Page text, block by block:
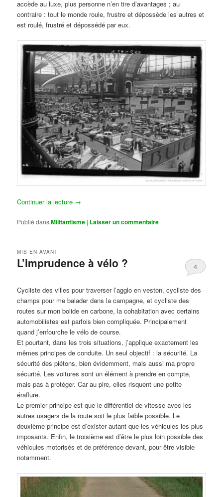
accède au luxe, plus personne n’en tire d’avantages ; au
contraire : tout le monde roule, frustre et dépossède les autres et
est roulé, frustré et dépossédé par eux.
Continuer la lecture →
Publié dansMilitantisme | Laisser un commentaire
L’imprudence à vélo ?
MIS EN AVANT
4
Cycliste des villes pour traverser l’agglo en veston, cycliste des
champs pour me balader dans la campagne, et cycliste des
routes sur mon bolide en carbone, la cohabitation avec certains
automobilistes est parfois bien compliquée. Principalement
quand j’enfourche le vélo de course.
Et pourtant, dans les trois situations, j’applique exactement les
mêmes principes de conduite. Un seul objectif : la sécurité. La
sécurité des piétons, bien évidemment, mais aussi ma propre
sécurité. Les voitures sont un élément à prendre en compte,
mais pas à protéger. Car au pire, elles risquent une petite
éraflure.
Le premier principe est que le différentiel de vitesse avec les
autres usagers de la route soit le plus faible possible. Le
deuxième principe est d’exister autant que les véhicules les plus
imposants. Enfin, le troisième est d’être le plus loin possible des
véhicules motorisés et de préférence devant, pour être visible
notamment.